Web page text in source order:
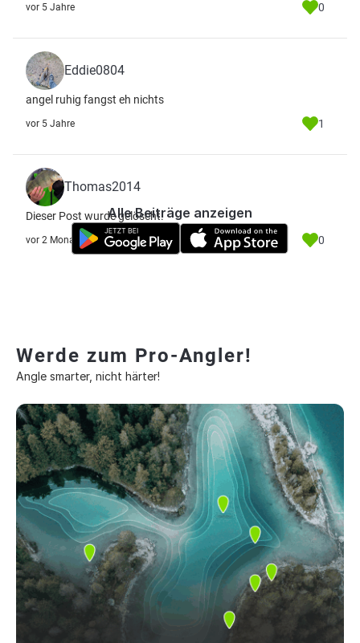
vor 5 Jahre 0
Eddie0804
angel ruhig fangst eh nichts
vor 5 Jahre 1
Thomas2014
Dieser Post wurde gelöscht.
vor 2 Monate 0
Alle Beiträge anzeigen
Werde zum Pro-Angler!
Angle smarter, nicht härter!